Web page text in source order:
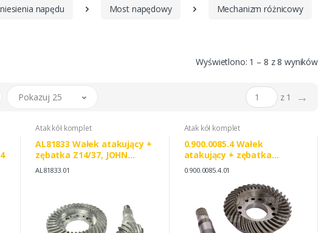
napędu Most napędowy
Mechanizm różnicowy
Wyświetlono: 1 – 8 z 8 wyników
Pokazuj 25 z 1 →
Atak kół komplet
AL81833 Wałek atakujący +
zębatka Z14/37, JOHN
DEERE AL81833 DEUTZ FAHR
04415004
AL81833.01
Atak kół komplet
0.900.0085.4 Wałek
atakujący + zębatka
Z14/37, SAME 0.900.0085.4
LAMBORGHINI 090000854
0.900.0085.4.01